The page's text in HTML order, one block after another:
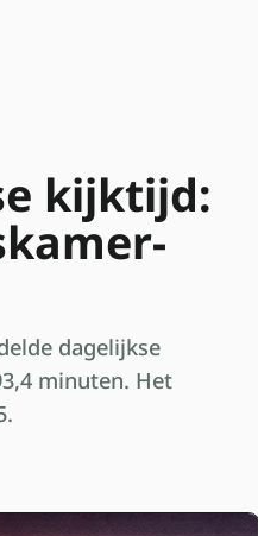
kijktijd:
dagelijkse
minuten. Het